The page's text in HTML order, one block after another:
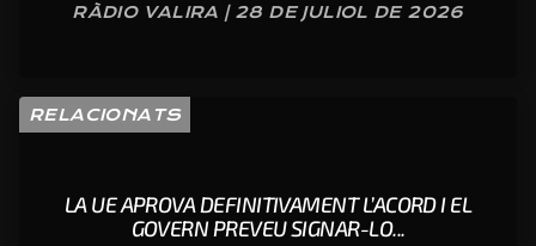
RÀDIO VALIRA | 28 DE JULIOL DE 2026
RELACIONATS
LA UE APROVA DEFINITIVAMENT L’ACORD I EL
GOVERN PREVEU SIGNAR-LO...